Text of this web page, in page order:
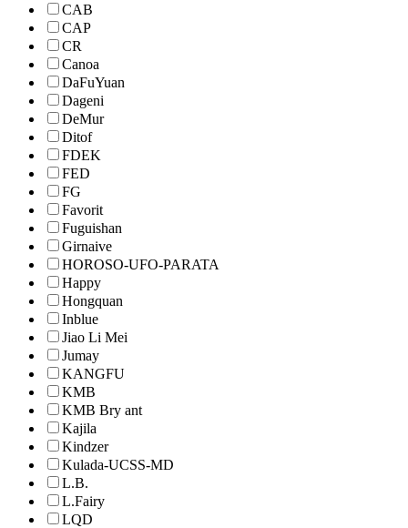
CAB
CAP
CR
Canoa
DaFuYuan
Dageni
DeMur
Ditof
FDEK
FED
FG
Favorit
Fuguishan
Girnaive
HOROSO-UFO-PARATA
Happy
Hongquan
Inblue
Jiao Li Mei
Jumay
KANGFU
KMB
KMB Bry ant
Kajila
Kindzer
Kulada-UCSS-MD
L.B.
L.Fairy
LQD